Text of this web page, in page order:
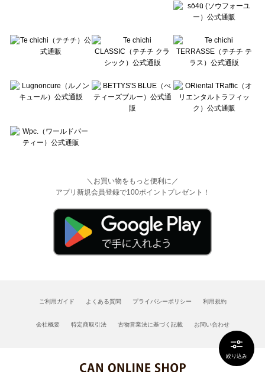
絞り込み
＼お買い物をもっと便利に／
アプリ新規会員登録で100ポイントプレゼント！
ご利用ガイド よくある質問 プライバシーポリシー 利用規約
会社概要 特定商取引法 古物営業法に基づく記載 お問い合わせ